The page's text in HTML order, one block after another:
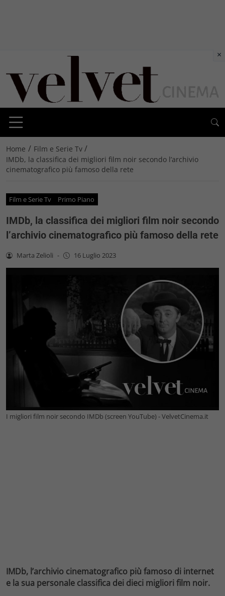
Home / Film e Serie Tv /
IMDb, la classifica dei migliori film noir secondo l’archivio
cinematografico più famoso della rete
Film e Serie Tv Primo Piano
IMDb, la classifica dei migliori film noir secondo
l’archivio cinematografico più famoso della rete
Marta Zelioli - 16 Luglio 2023
I migliori film noir secondo IMDb (screen YouTube) - VelvetCinema.it
IMDb, l’archivio cinematografico più famoso di internet
e la sua personale classifica dei dieci migliori film noir.
×